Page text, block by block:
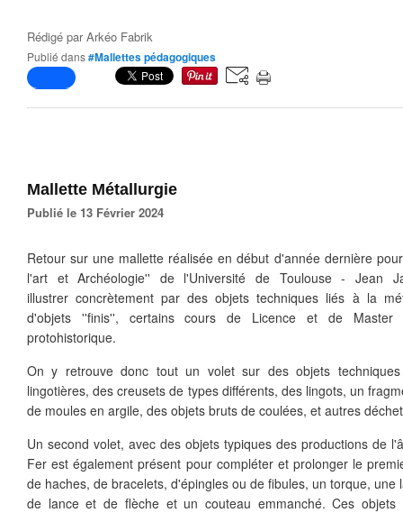
Rédigé parArkéo Fabrik
Publié dans#Mallettes pédagogiques
Mallette Métallurgie
Publié le 13 Février 2024
Retour sur une mallette réalisée en début d'année dernière
l'art et Archéologie'' de l'Université de Toulouse - Jean
illustrer concrètement par des objets techniques liés à la
d'objets ''finis'', certains cours de Licence et de Master
protohistorique.
On y retrouve donc tout un volet sur des objets
lingotières, des creusets de types différents, des lingots, un
de moules en argile, des objets bruts de coulées, et autres
Un second volet, avec des objets typiques des productions de
Fer est également présent pour compléter et prolonger le
de haches, de bracelets, d'épingles ou de fibules, un torque, une
de lance et de flèche et un couteau emmanché. Ces objets